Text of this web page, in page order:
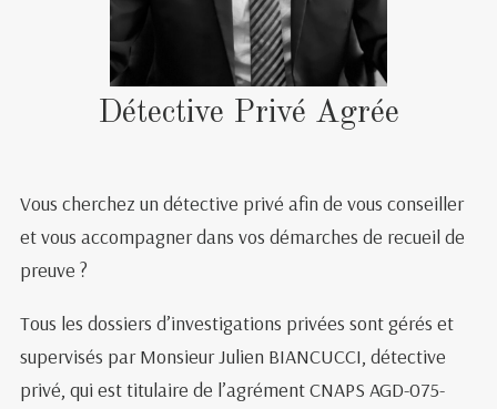
Détective Privé Agrée
Vous cherchez un détective privé afin de vous conseiller
et vous accompagner dans vos démarches de recueil de
preuve ?
Tous les dossiers d’investigations privées sont gérés et
supervisés par Monsieur Julien BIANCUCCI, détective
privé, qui est titulaire de l’agrément CNAPS AGD-075-